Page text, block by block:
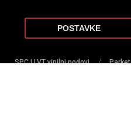
POSTAVKE
SPC I LVT vinilni podovi / Parket